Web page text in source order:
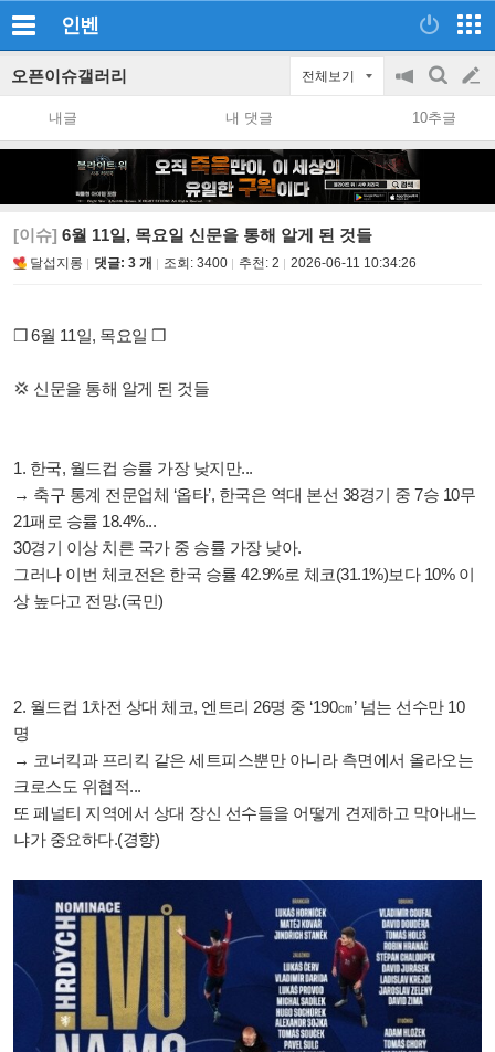
인벤
오픈이슈갤러리 전체보기
공
지
on/off
검
색
글
쓰
내글 내 댓글 10추글
[이슈] 6월 11일, 목요일 신문을 통해 알게 된 것들
달섭지롱 댓글: 3 개 조회: 3400 추천: 2 2026-06-11 10:34:26
❒ 6월 11일, 목요일 ❒
💢 신문을 통해 알게 된 것들
1. 한국, 월드컵 승률 가장 낮지만...
→ 축구 통계 전문업체 ‘옵타’, 한국은 역대 본선 38경기 중 7승 10무
21패로 승률 18.4%...
30경기 이상 치른 국가 중 승률 가장 낮아.
그러나 이번 체코전은 한국 승률 42.9%로 체코(31.1%)보다 10% 이
상 높다고 전망.(국민)
2. 월드컵 1차전 상대 체코, 엔트리 26명 중 ‘190㎝’ 넘는 선수만 10
명
→ 코너킥과 프리킥 같은 세트피스뿐만 아니라 측면에서 올라오는
크로스도 위협적...
또 페널티 지역에서 상대 장신 선수들을 어떻게 견제하고 막아내느
냐가 중요하다.(경향)